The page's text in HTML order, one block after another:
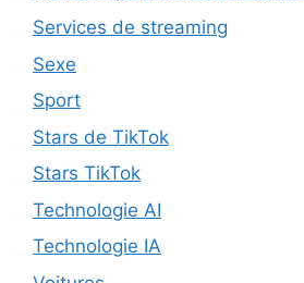
Services de streaming
Sexe
Sport
Stars de TikTok
Stars TikTok
Technologie AI
Technologie IA